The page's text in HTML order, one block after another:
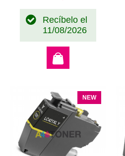
Recíbelo el
11/08/2026
NEW